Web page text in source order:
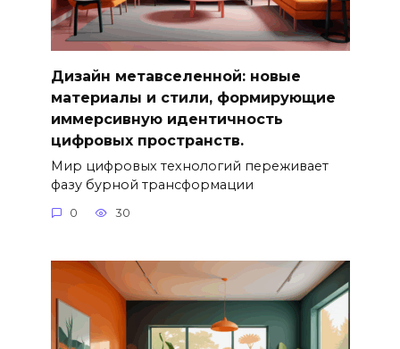
Дизайн метавселенной: новые
материалы и стили, формирующие
иммерсивную идентичность
цифровых пространств.
Мир цифровых технологий переживает
фазу бурной трансформации
0 30